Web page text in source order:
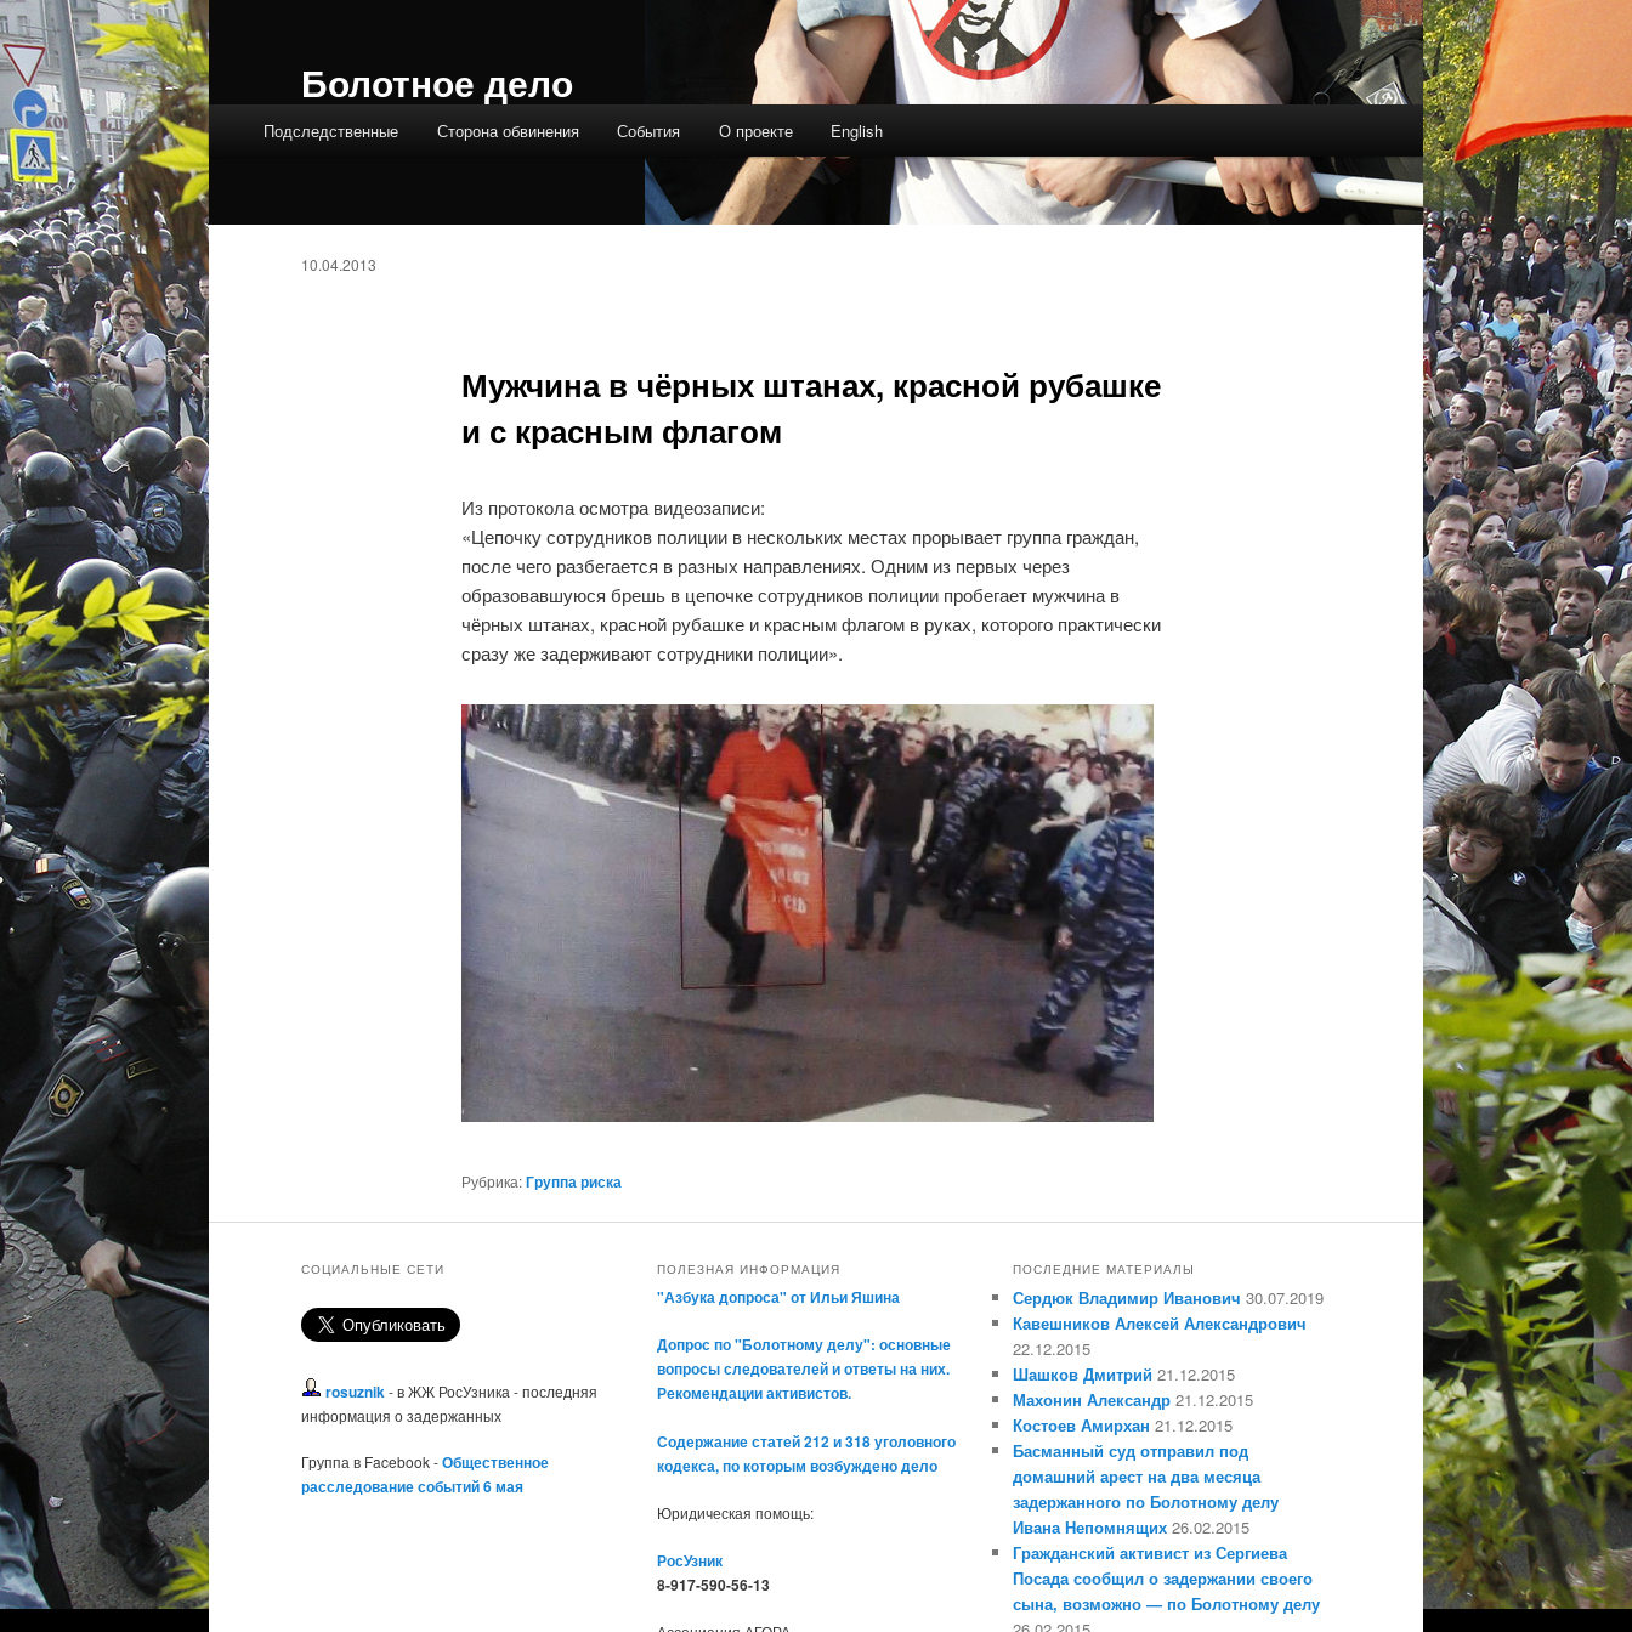
Болотное дело
Подследственные Сторона обвинения События О проекте English
Мужчина в чёрных штанах, красной рубашке
и с красным флагом
10.04.2013
Из протокола осмотра видеозаписи:
«Цепочку сотрудников полиции в нескольких местах прорывает группа граждан,
после чего разбегается в разных направлениях. Одним из первых через
образовавшуюся брешь в цепочке сотрудников полиции пробегает мужчина в
чёрных штанах, красной рубашке и красным флагом в руках, которого практически
сразу же задерживают сотрудники полиции».
Рубрика:Группа риска
СОЦИАЛЬНЫЕ СЕТИ
rosuznik - в ЖЖ РосУзника - последняя
информация о задержанных
Группа в Facebook -Общественное
расследование событий 6 мая
ПОЛЕЗНАЯ ИНФОРМАЦИЯ
"Азбука допроса" от Ильи Яшина
Допрос по "Болотному делу": основные
вопросы следователей и ответы на них.
Рекомендации активистов.
Содержание статей 212 и 318 уголовного
кодекса, по которым возбуждено дело
Юридическая помощь:
РосУзник
8-917-590-56-13
ПОСЛЕДНИЕ МАТЕРИАЛЫ
Сердюк Владимир Иванович 30.07.2019
Кавешников Алексей Александрович
22.12.2015
Шашков Дмитрий 21.12.2015
Махонин Александр 21.12.2015
Костоев Амирхан 21.12.2015
Басманный суд отправил под
домашний арест на два месяца
задержанного по Болотному делу
Ивана Непомнящих 26.02.2015
Гражданский активист из Сергиева
Посада сообщил о задержании своего
сына, возможно — по Болотному делу